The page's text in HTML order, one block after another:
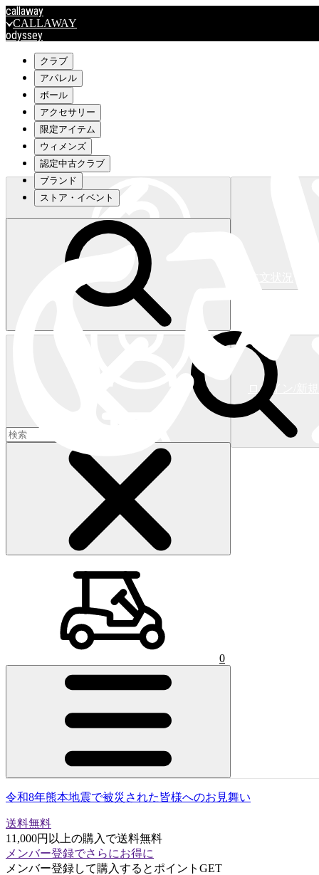
callaway
CALLAWAY
odyssey
travismathew
outlet
OUTLET
キャロウェイアパレルはこちら>>>
キャロウェイアパレルはこちら>>>
ログイン/新
ショッピングカート 0)
クラブ
アパレル
ボール
アクセサリー
限定アイテム
ウィメンズ
認定中古クラブ
ブランド
ストア・イベント
0
令和8年熊本地震で被災された皆様へのお見舞い
送料無料
11,000円以上の購入で送料無料
メンバー登録でさらにお得に
メンバー登録して購入するとポイントGET